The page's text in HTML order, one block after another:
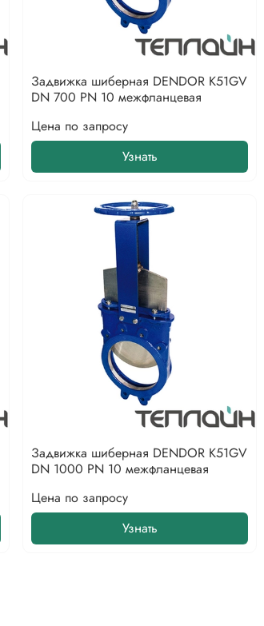
Задвижка шиберная DENDOR K51GV
DN 700 PN 10 межфланцевая
Цена по запросу
Узнать
Задвижка шиберная DENDOR K51GV
DN 1000 PN 10 межфланцевая
Цена по запросу
Узнать